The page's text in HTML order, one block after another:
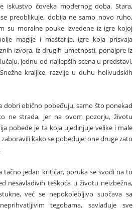
iskustvo čoveka modernog doba. Stara,
preoblikuje, dobija ne samo novo ruho,
su moralne pouke izvedene iz igre kojoj
magije i maštarija, igre koja prisvaja
izvora, iz drugih umetnosti, ponajpre iz
jednu od najlepših scena u predstavi,
kraljice, razvije u duhu holivudskih
dobri obično pobeđuju, samo što ponekad
ne strada, jer na ovom pozorju, životu
pobede je ta koja ujedinjuje velike i male
kako se pobeđuje; one druge zato
tačno jedan kritičar, poruka se svodi na to
nesavladivih teškoća u životu neizbežna,
već se nepokolebljivo suočava sa
tegobama, savlađuje sve